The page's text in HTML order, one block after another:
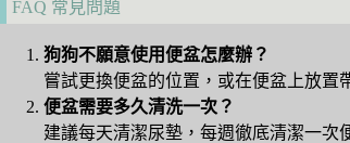
FAQ 常見問題
狗狗不願意使用便盆怎麼辦？
嘗試更換便盆的位置，或在便盆上放置
便盆需要多久清洗一次？
建議每天清潔尿墊，每週徹底清潔一次